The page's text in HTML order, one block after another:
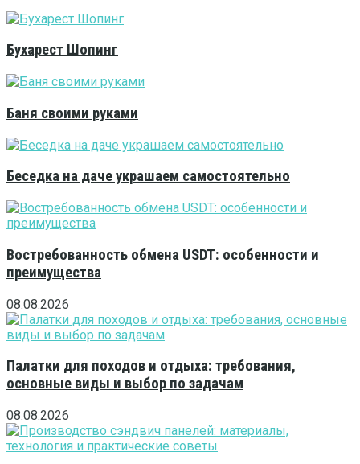
Бухарест Шопинг
Баня своими руками
Беседка на даче украшаем самостоятельно
Востребованность обмена USDT: особенности и
преимущества
08.08.2026
Палатки для походов и отдыха: требования,
основные виды и выбор по задачам
08.08.2026